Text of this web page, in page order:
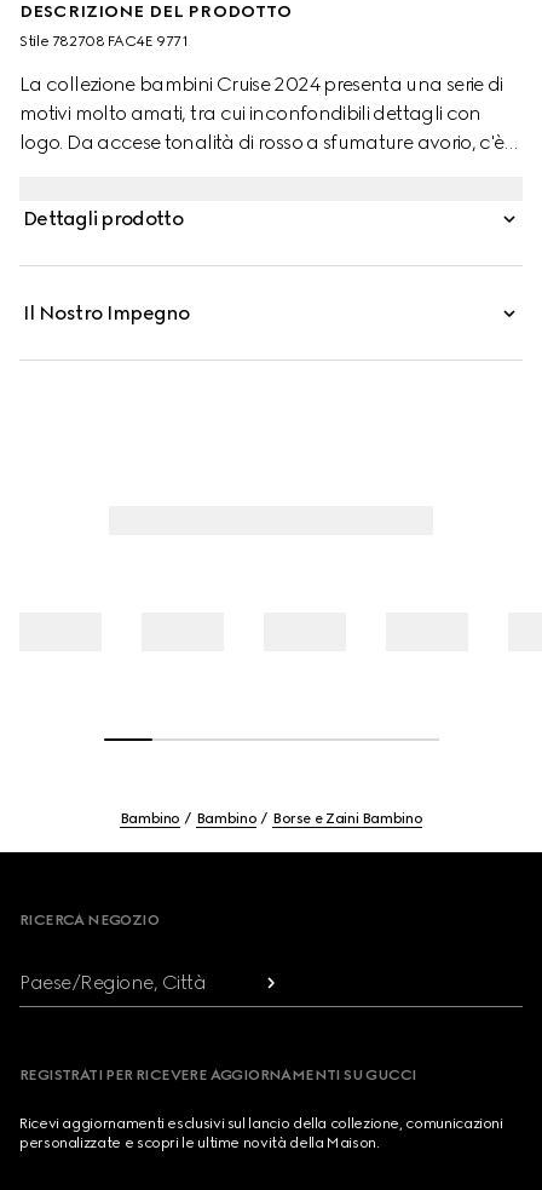
DESCRIZIONE DEL PRODOTTO
Stile ‎782708 FAC4E 9771
La collezione bambini Cruise 2024 presenta una serie di
motivi molto amati, tra cui inconfondibili dettagli con
logo. Da accese tonalità di rosso a sfumature avorio, c'è
ispira alla collezione per adulti ed è caratterizzato da
Dettagli prodotto
Il Nostro Impegno
Bambino Bambino Borse e Zaini Bambino
RICERCA NEGOZIO
Paese/Regione, Città
REGISTRATI PER RICEVERE AGGIORNAMENTI SU GUCCI
Ricevi aggiornamenti esclusivi sul lancio della collezione, comunicazioni
personalizzate e scopri le ultime novità della Maison.